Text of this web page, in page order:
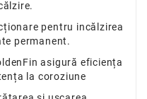
pentru incălzirea
permanent.
asigură eficiența
la coroziune